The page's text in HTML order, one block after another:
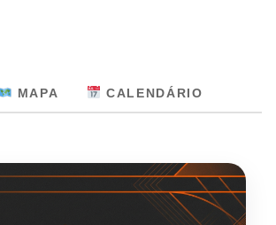
MAPA CALENDÁRIO